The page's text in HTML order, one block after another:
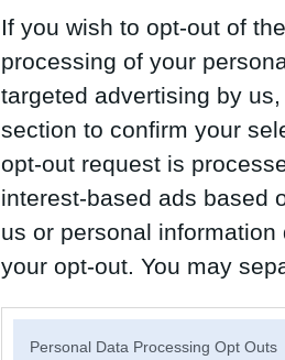
If you wish to opt-out of
processing of your
targeted advertising by
section to confirm your
opt-out request is
interest-based ads based
us or personal
your opt-out. You may
Personal Data Processing Opt Outs